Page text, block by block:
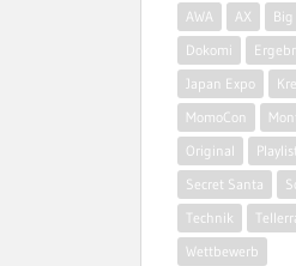
AWA
AX
Dokomi
Japan Expo
MomoCon
Original
Playlist
Secret Santa
Technik
Wettbewerb